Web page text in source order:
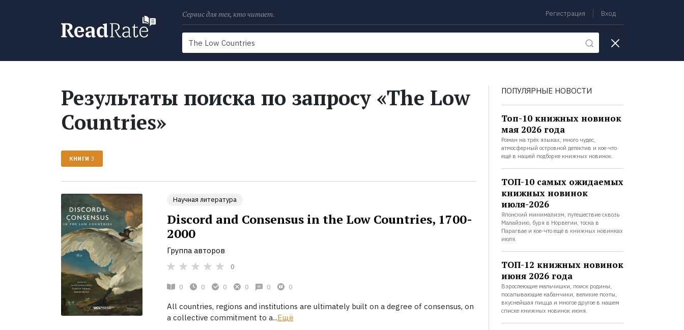
Сервис для тех, кто читает. Регистрация Вход
Поиск
Новости Рейтинги
Результаты поиска по запросу «The Low
Countries»
КНИГИ 3
Научная литература
Discord and Consensus in the Low Countries, 1700-
2000
Группа авторов
0
0 0 0 0 0 0
All countries, regions and institutions are ultimately built on a degree of consensus, on
a collective commitment to a...Ещё
ПОПУЛЯРНЫЕ НОВОСТИ
Топ-10 книжных новинок
мая 2026 года
Роман на трёх языках, много чудес,
атмосферный островной детектив и кое-что
ещё в нашей подборке книжных новинок.
ТОП-10 самых ожидаемых
книжных новинок
июля-2026
Японский минимализм, путешествие сквозь
Малайзию, буря в Норвегии, тоска в
Парагвае и кое-что ещё в книжных новинках
июля.
ТОП-12 книжных новинок
июня 2026 года
Взрослеющие мальчишки, поиск родины,
посапывающие кабанчики, великие поэты,
вкуснейшая пицца и многое другое в нашем
списке книжных новинок июня.